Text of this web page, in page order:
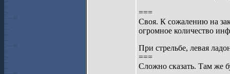
===
Своя. К сожалению на
огромное количество
При стрельбе, левая
===
Сложно сказать. Там же